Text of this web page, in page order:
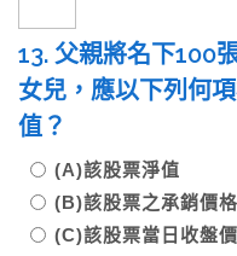
13. 父親將名下100
女兒，應以下列何
值？
(A)該股票淨值
(B)該股票之承銷價
(C)該股票當日收盤